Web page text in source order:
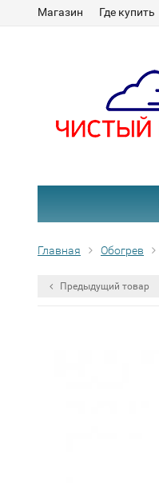
Магазин Где купить
Главная Обогрев
Предыдущий товар